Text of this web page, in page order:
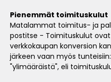
Pienemmät toimituskulut
Matalammat toimitus- ja
postitse - Toimituskulut
verkkokaupan konversion
järkeen vaan myös
"ylimääräistä", eli